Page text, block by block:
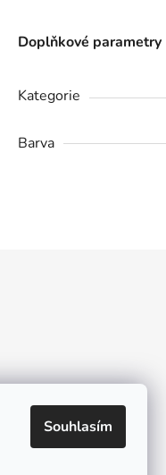
Souhlasím
Doplňkové parametry
Kategorie
Barva